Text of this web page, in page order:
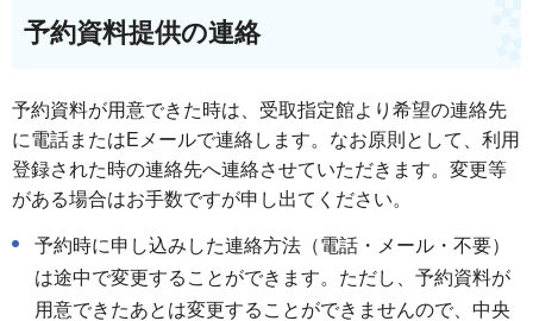
予約資料提供の連絡
予約資料が用意できた時は、受取指定館より希望の連絡先
に電話またはEメールで連絡します。なお原則として、利用
登録された時の連絡先へ連絡させていただきます。変更等
がある場合はお手数ですが申し出てください。
予約時に申し込みした連絡方法（電話・メール・不要）
は途中で変更することができます。ただし、予約資料が
用意できたあとは変更することができませんので、中央